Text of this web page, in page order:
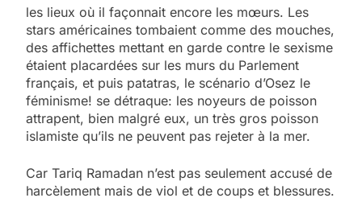
les lieux où il façonnait encore les mœurs. Les
stars américaines tombaient comme des mouches,
des affichettes mettant en garde contre le sexisme
étaient placardées sur les murs du Parlement
français, et puis patatras, le scénario d’Osez le
féminisme! se détraque: les noyeurs de poisson
attrapent, bien malgré eux, un très gros poisson
islamiste qu’ils ne peuvent pas rejeter à la mer.
Car Tariq Ramadan n’est pas seulement accusé de
harcèlement mais de viol et de coups et blessures.